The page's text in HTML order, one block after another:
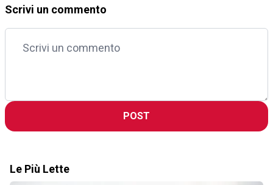
Scrivi un commento
POST
Le Più Lette